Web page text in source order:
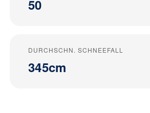
50
DURCHSCHN. SCHNEEFALL
345cm